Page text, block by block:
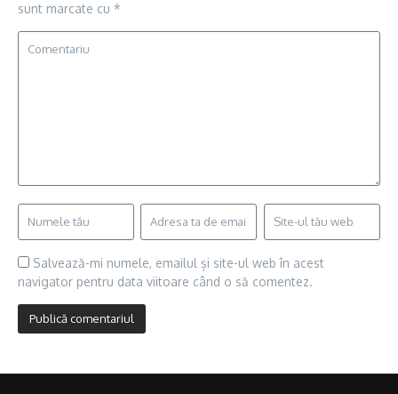
sunt marcate cu *
Salvează-mi numele, emailul și site-ul web în acest
navigator pentru data viitoare când o să comentez.